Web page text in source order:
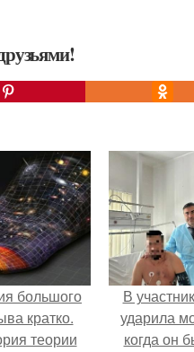
большого
кратко.
теории
В
ударила
когда он